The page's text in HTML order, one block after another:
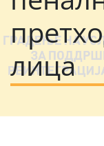
лица